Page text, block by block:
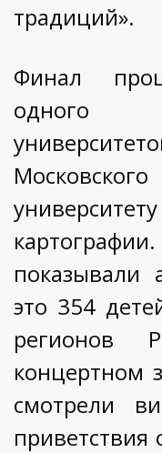
традиций».
Финал
одного
это 354
регионов
концертном
смотрели
приветствия